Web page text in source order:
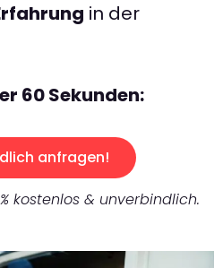
in der
60 Sekunden:
anfragen!
kostenlos & unverbindlich.